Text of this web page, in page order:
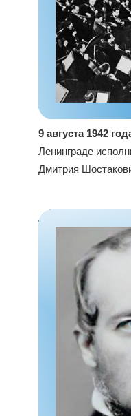
9 августа 1942
Ленинграде
Дмитрия